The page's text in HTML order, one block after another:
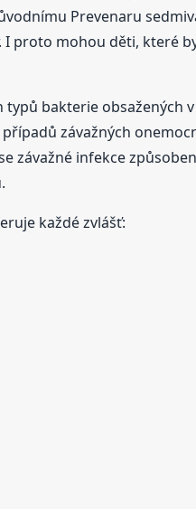
Prevenaru
I proto mohou děti, které
bakterie obsažených
případů závažných
závažné infekce
každé zvlášť: